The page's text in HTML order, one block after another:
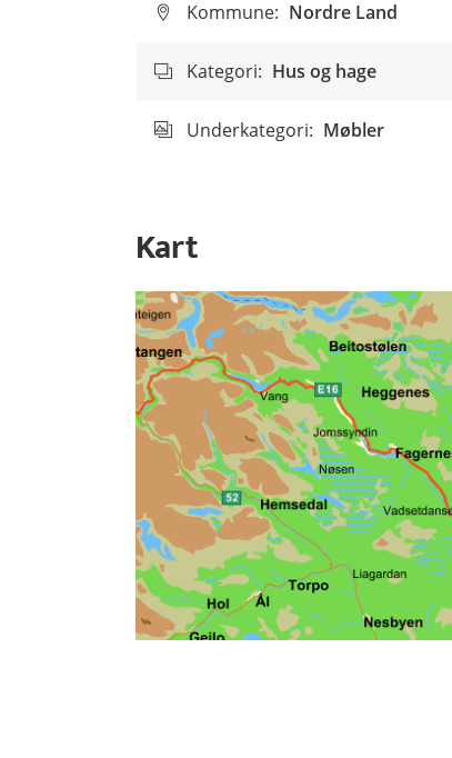
Kommune: Nordre Land
Kategori: Hus og hage
Underkategori: Møbler
Kart